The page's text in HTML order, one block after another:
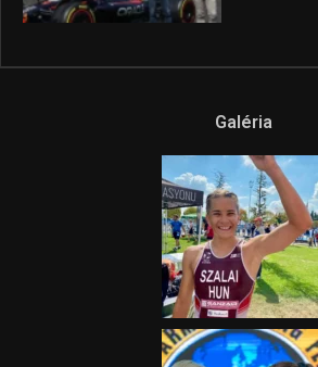
Galéria